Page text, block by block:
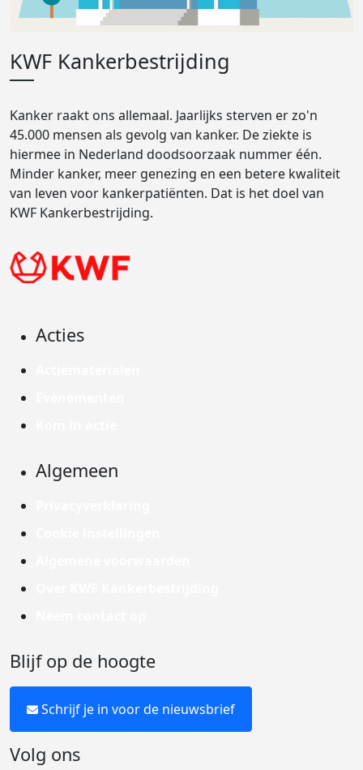
KWF Kankerbestrijding
Kanker raakt ons allemaal. Jaarlijks sterven er zo'n
45.000 mensen als gevolg van kanker. De ziekte is
hiermee in Nederland doodsoorzaak nummer één.
Minder kanker, meer genezing en een betere kwaliteit
van leven voor kankerpatiënten. Dat is het doel van
KWF Kankerbestrijding.
Acties
Algemeen
Blijf op de hoogte
Schrijf je in voor de nieuwsbrief
Volg ons